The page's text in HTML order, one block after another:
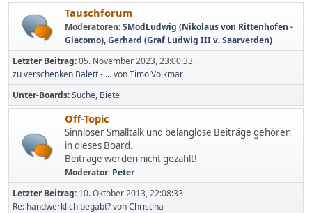
Tauschforum
Moderatoren:SModLudwig (Nikolaus von Rittenhofen -
Giacomo),Gerhard (Graf Ludwig III v. Saarverden)
Letzter Beitrag:05. November 2023, 23:00:33
zu verschenken Balett - ...vonTimo Volkmar
Unter-Boards Suche Biete
Off-Topic
Sinnloser Smalltalk und belanglose Beiträge gehören
in dieses Board.
Beiträge werden nicht gezählt!
Moderator: Peter
Letzter Beitrag: 10. Oktober 2013, 22:08:33
Re: handwerklich begabt?vonChristina